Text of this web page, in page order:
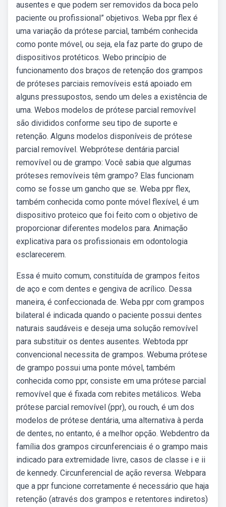
ausentes e que podem ser removidos da boca pelo
paciente ou profissional” objetivos. Weba ppr flex é
uma variação da prótese parcial, também conhecida
como ponte móvel, ou seja, ela faz parte do grupo de
dispositivos protéticos. Webo princípio de
funcionamento dos braços de retenção dos grampos
de próteses parciais removíveis está apoiado em
alguns pressupostos, sendo um deles a existência de
uma. Webos modelos de prótese parcial removível
são divididos conforme seu tipo de suporte e
retenção. Alguns modelos disponíveis de prótese
parcial removível. Webprótese dentária parcial
removível ou de grampo: Você sabia que algumas
próteses removíveis têm grampo? Elas funcionam
como se fosse um gancho que se. Weba ppr flex,
também conhecida como ponte móvel flexível, é um
dispositivo proteico que foi feito com o objetivo de
proporcionar diferentes modelos para. Animação
explicativa para os profissionais em odontologia
esclarecerem.
Essa é muito comum, constituída de grampos feitos
de aço e com dentes e gengiva de acrílico. Dessa
maneira, é confeccionada de. Weba ppr com grampos
bilateral é indicada quando o paciente possui dentes
naturais saudáveis e deseja uma solução removível
para substituir os dentes ausentes. Webtoda ppr
convencional necessita de grampos. Webuma prótese
de grampo possui uma ponte móvel, também
conhecida como ppr, consiste em uma prótese parcial
removível que é fixada com rebites metálicos. Weba
prótese parcial removível (ppr), ou rouch, é um dos
modelos de prótese dentária, uma alternativa à perda
de dentes, no entanto, é a melhor opção. Webdentro da
família dos grampos circunferenciais é o grampo mais
indicado para extremidade livre, casos de classe i e ii
de kennedy. Circunferencial de ação reversa. Webpara
que a ppr funcione corretamente é necessário que haja
retenção (através dos grampos e retentores indiretos)